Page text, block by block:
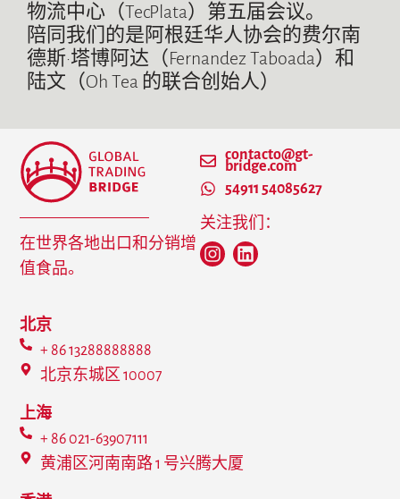
物流中心（TecPlata）第五届会议。
陪同我们的是阿根廷华人协会的费尔南
德斯·塔博阿达（Fernandez Taboada）和
陆文（Oh Tea 的联合创始人）
在世界各地出口和分销增
值食品。
contacto@gt-
bridge.com
54911 54085627
关注我们：
北京
+ 86 13288888888
北京东城区 10007
上海
+ 86 021-63907111
黄浦区河南南路 1 号兴腾大厦